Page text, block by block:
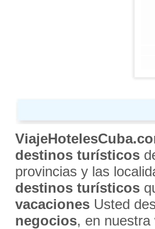
destinos turísticos
provincias y las
destinos turísticos
vacacionesUsted
negocios, en